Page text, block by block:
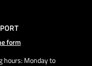
form
hours: Monday to